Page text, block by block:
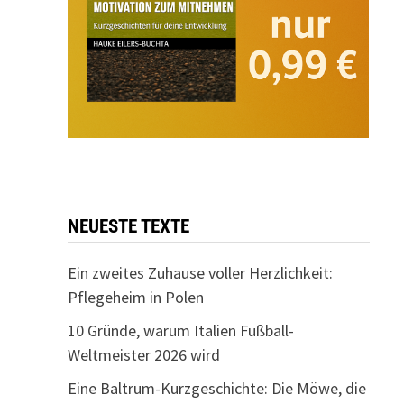
NEUESTE TEXTE
Ein zweites Zuhause voller Herzlichkeit:
Pflegeheim in Polen
10 Gründe, warum Italien Fußball-
Weltmeister 2026 wird
Eine Baltrum-Kurzgeschichte: Die Möwe, die